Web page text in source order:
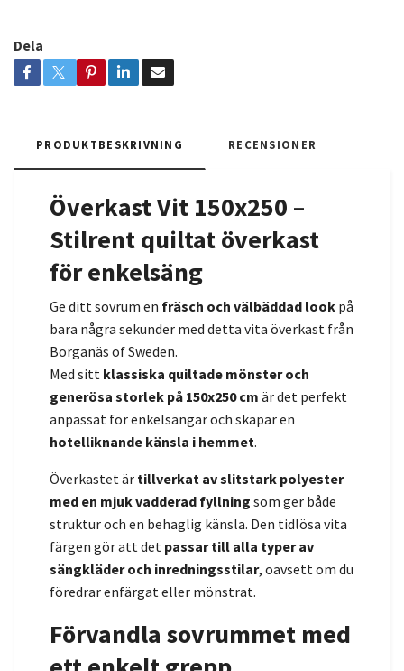
Dela
PRODUKTBESKRIVNING RECENSIONER
Överkast Vit 150x250 –
Stilrent quiltat överkast
för enkelsäng
Ge ditt sovrum en fräsch och välbäddad look på
bara några sekunder med detta vita överkast från
Borganäs of Sweden.
Med sitt klassiska quiltade mönster och
generösa storlek på 150x250 cm är det perfekt
anpassat för enkelsängar och skapar en
hotelliknande känsla i hemmet.
Överkastet är tillverkat av slitstark polyester
med en mjuk vadderad fyllning som ger både
struktur och en behaglig känsla. Den tidlösa vita
färgen gör att det passar till alla typer av
sängkläder och inredningsstilar, oavsett om du
föredrar enfärgat eller mönstrat.
Förvandla sovrummet med